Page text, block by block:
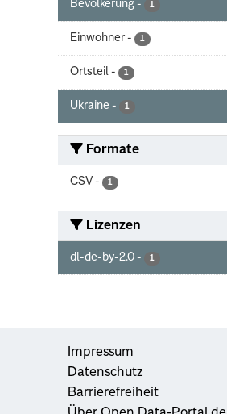
Bevölkerung - 1
Einwohner - 1
Ortsteil - 1
Ukraine - 1
Formate
CSV - 1
Lizenzen
dl-de-by-2.0 - 1
Impressum
Datenschutz
Barrierefreiheit